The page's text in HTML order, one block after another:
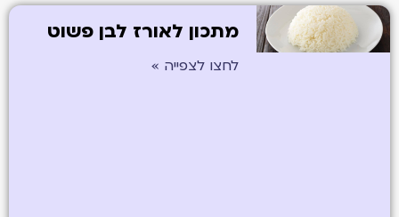
מתכון לאורז לבן פשוט
לחצו לצפייה »